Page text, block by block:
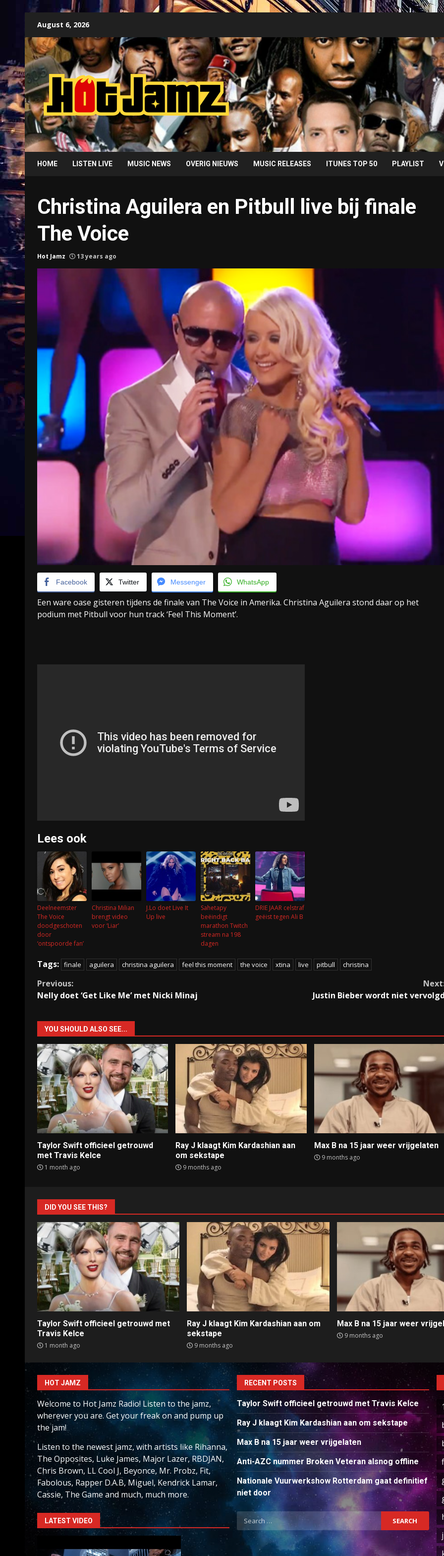
content
August 6, 2026
HOME LISTEN LIVE MUSIC NEWS OVERIG NIEUWS MUSIC RELEASES ITUNES TOP 50 PLAYLIST
Christina Aguilera en Pitbull live bij finale
The Voice
Hot Jamz 13 years ago
Facebook Twitter Messenger WhatsApp
Een ware oase gisteren tijdens de finale van The Voice in Amerika. Christina Aguilera stond daar op het
podium met Pitbull voor hun track ‘Feel This Moment’.
Lees ook
Deelneemster
The Voice
doodgeschoten
door
‘ontspoorde fan’
Christina Milian
brengt video
voor ‘Liar’
J.Lo doet Live It
Up live
Sahetapy
beëindigt
marathon Twitch
stream na 198
dagen
DRIE JAAR celstraf
geëist tegen Ali B
Tags: finale aguilera christina aguilera feel this moment the voice xtina live pitbull christina
Continue
Reading
Previous:
Nelly doet ‘Get Like Me’ met Nicki Minaj
Justin Bieber wordt niet
YOU SHOULD ALSO SEE...
Taylor Swift officieel getrouwd
met Travis Kelce
1 month ago
Ray J klaagt Kim Kardashian aan
om sekstape
9 months ago
Max B na 15 jaar weer vrijgelaten
9 months ago
Treinkaartjes worden duurder,
abonnementen verdwijnen
9 months ago
Taylor Swift officieel getrouwd met Travis
Kelce
1 month ago
DID YOU SEE THIS?
Taylor Swift officieel getrouwd met
Travis Kelce
1 month ago
Ray J klaagt Kim Kardashian aan om
sekstape
9 months ago
Max B na 15 jaar weer
9 months ago
HOT JAMZ
Welcome to Hot Jamz Radio! Listen to the jamz,
wherever you are. Get your freak on and pump up
the jam!
Listen to the newest jamz, with artists like Rihanna,
The Opposites, Luke James, Major Lazer, RBDJAN,
Chris Brown, LL Cool J, Beyonce, Mr. Probz, Fit,
Fabolous, Rapper D.A.B, Miguel, Kendrick Lamar,
Cassie, The Game and much, much more.
LATEST VIDEO
RECENT POSTS
Taylor Swift officieel getrouwd met Travis Kelce
Ray J klaagt Kim Kardashian aan om sekstape
Max B na 15 jaar weer vrijgelaten
Anti-AZC nummer Broken Veteran alsnog offline
Nationale Vuurwerkshow Rotterdam gaat definitief
niet door
Search
for: